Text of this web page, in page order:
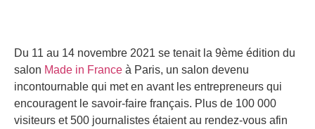
Du 11 au 14 novembre 2021 se tenait la 9ème édition du
salon Made in France à Paris, un salon devenu
incontournable qui met en avant les entrepreneurs qui
encouragent le savoir-faire français. Plus de 100 000
visiteurs et 500 journalistes étaient au rendez-vous afin